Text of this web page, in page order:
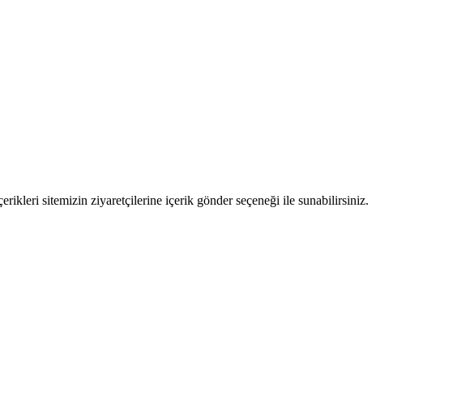
sitemizin ziyaretçilerine içerik gönder seçeneği ile sunabilirsiniz.